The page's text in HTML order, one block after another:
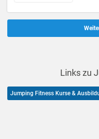
Links zu
Jumping Fitness Kurse &